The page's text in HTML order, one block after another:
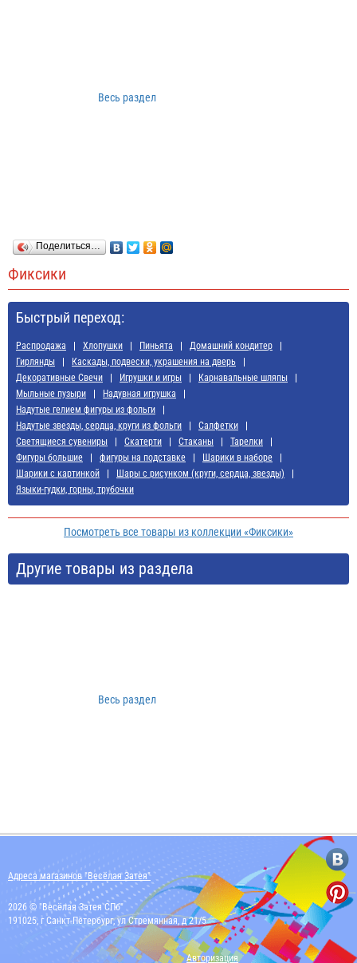
Весь раздел
Поделиться…
Фиксики
Быстрый переход:
Распродажа Хлопушки Пиньята
Домашний кондитер
Гирлянды
Каскады, подвески, украшения на дверь
Декоративные Свечи
Игрушки и игры
Карнавальные шляпы
Мыльные пузыри
Надувная игрушка
Надутые гелием фигуры из фольги
Надутые звезды, сердца, круги из фольги
Салфетки
Светящиеся сувениры
Скатерти Стаканы
Тарелки
Фигуры большие
фигуры на подставке
Шарики в наборе
Шарики с картинкой
Шары с рисунком (круги, сердца, звезды)
Языки-гудки, горны, трубочки
Посмотреть все товары из коллекции «Фиксики»
Другие товары из раздела
Весь раздел
Адреса магазинов "Весёлая Затея"
2026 © "Весёлая Затея СПб"
191025, г Санкт-Петербург, ул Стремянная, д 21/5
Авторизация